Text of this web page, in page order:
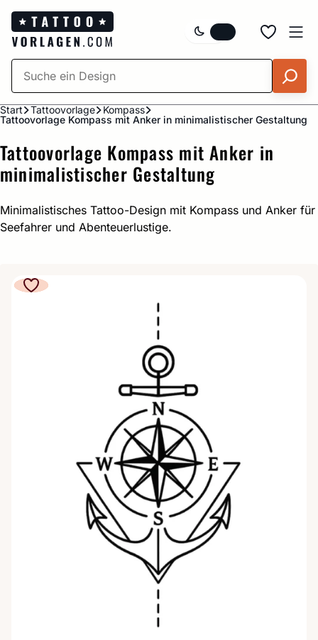
Zum
Inhalt
springen
Start Tattoovorlage
Kompass
Tattoovorlage Kompass mit Anker in minimalistischer Gestaltung
Tattoovorlage Kompass mit Anker in
minimalistischer Gestaltung
Minimalistisches Tattoo-Design mit Kompass und Anker für
Seefahrer und Abenteuerlustige.